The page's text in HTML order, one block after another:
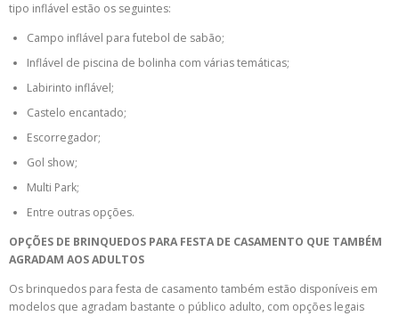
tipo inflável estão os seguintes:
Campo inflável para futebol de sabão;
Inflável de piscina de bolinha com várias temáticas;
Labirinto inflável;
Castelo encantado;
Escorregador;
Gol show;
Multi Park;
Entre outras opções.
OPÇÕES DE BRINQUEDOS PARA FESTA DE CASAMENTO QUE TAMBÉM
AGRADAM AOS ADULTOS
Os brinquedos para festa de casamento também estão disponíveis em
modelos que agradam bastante o público adulto, com opções legais